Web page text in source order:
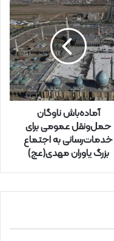
آماده‌باش ناوگان
حمل‌ونقل عمومی برای
خدمات‌رسانی به اجتماع
بزرگ یاوران مهدی(عج)